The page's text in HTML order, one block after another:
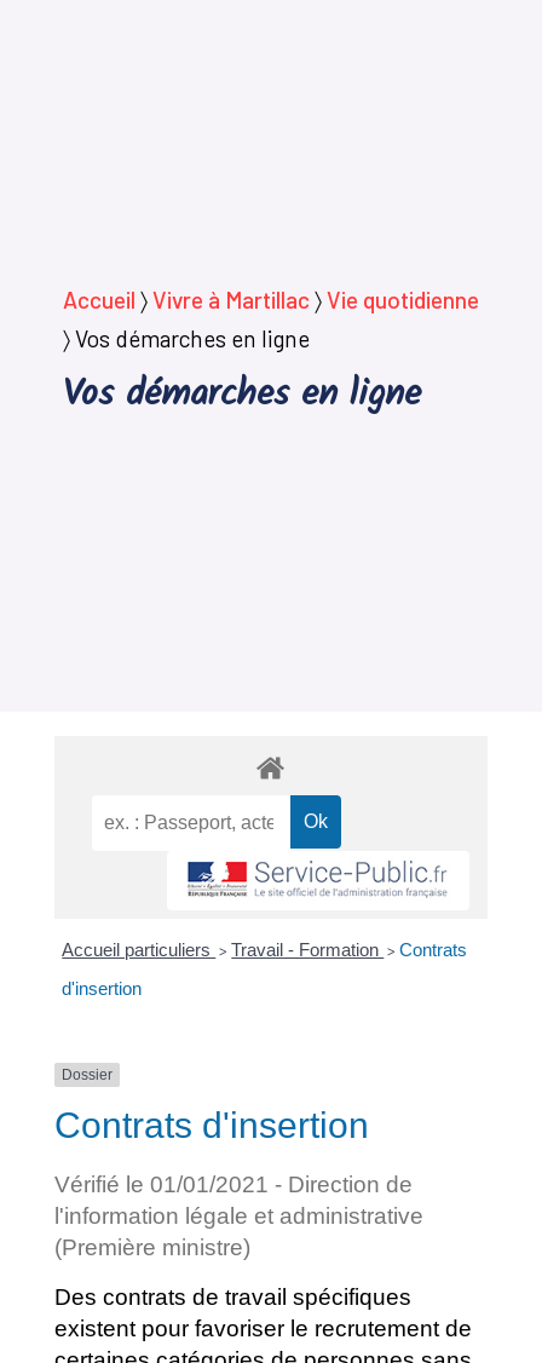
Accueil 〉Vivre à Martillac 〉Vie quotidienne
〉Vos démarches en ligne
Vos démarches en ligne
Accueil particuliers > Travail - Formation > Contrats
d'insertion
Dossier
Contrats d'insertion
Vérifié le 01/01/2021 - Direction de
l'information légale et administrative
(Première ministre)
Des contrats de travail spécifiques
existent pour favoriser le recrutement de